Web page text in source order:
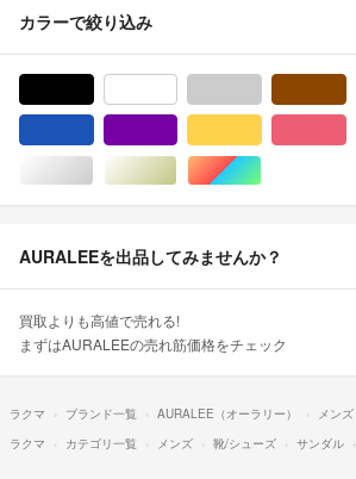
カラーで絞り込み
シルバー/銀色系ゴールド/金色系マルチカラー
AURALEEを出品してみませんか？
買取よりも高値で売れる!
まずはAURALEEの売れ筋価格をチェック
ラクマ ブランド一覧 AURALEE（オーラリー） メンズ
ラクマ
カテゴリ一覧 メンズ 靴/シューズ サンダル